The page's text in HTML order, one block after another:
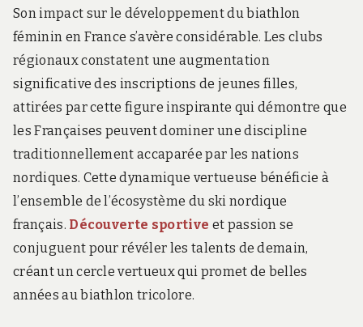
Son impact sur le développement du biathlon
féminin en France s’avère considérable. Les clubs
régionaux constatent une augmentation
significative des inscriptions de jeunes filles,
attirées par cette figure inspirante qui démontre que
les Françaises peuvent dominer une discipline
traditionnellement accaparée par les nations
nordiques. Cette dynamique vertueuse bénéficie à
l’ensemble de l’écosystème du ski nordique
français. Découverte sportive et passion se
conjuguent pour révéler les talents de demain,
créant un cercle vertueux qui promet de belles
années au biathlon tricolore.